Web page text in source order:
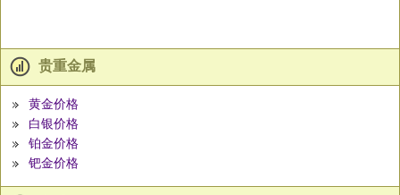
贵重金属
黄金价格
白银价格
铂金价格
钯金价格